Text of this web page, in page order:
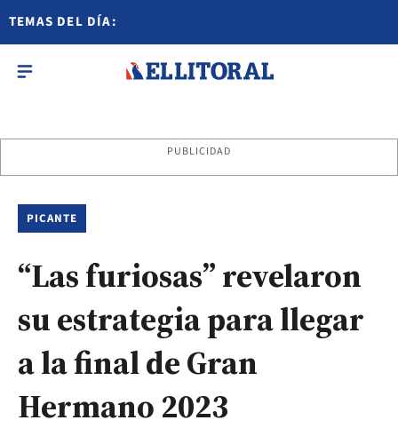
TEMAS DEL DÍA:
PUBLICIDAD
PICANTE
“Las furiosas” revelaron
su estrategia para llegar
a la final de Gran
Hermano 2023